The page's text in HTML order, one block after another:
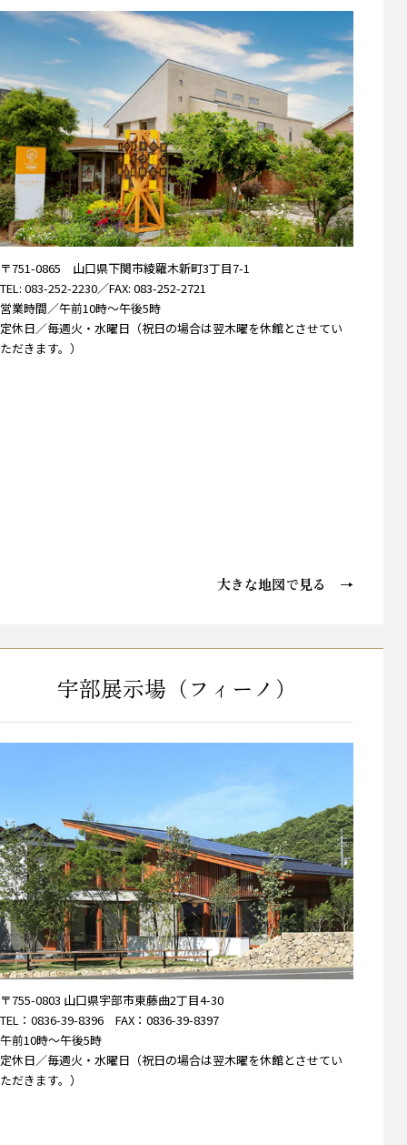
〒751-0865 山口県下関市綾羅木新町3丁目7-1
TEL: 083-252-2230／FAX: 083-252-2721
営業時間／午前10時～午後5時
定休日／毎週火・水曜日（祝日の場合は翌木曜を休館とさせてい
ただきます。）
大きな地図で見る →
宇部展示場（フィーノ）
〒755-0803 山口県宇部市東藤曲2丁目4-30
TEL：0836-39-8396 FAX：0836-39-8397
午前10時～午後5時
定休日／毎週火・水曜日（祝日の場合は翌木曜を休館とさせてい
ただきます。）